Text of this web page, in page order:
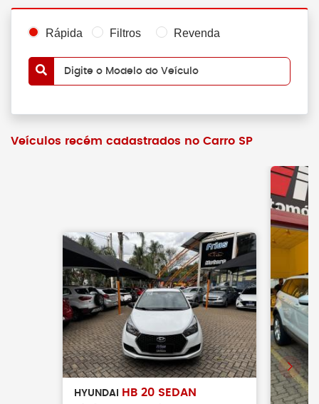
Rápida Filtros Revenda
Digite o Modelo do Veículo
Veículos recém cadastrados no Carro SP
HYUNDAI HB 20 SEDAN